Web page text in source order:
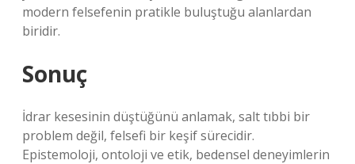
modern felsefenin pratikle buluştuğu alanlardan
biridir.
Sonuç
İdrar kesesinin düştüğünü anlamak, salt tıbbi bir
problem değil, felsefi bir keşif sürecidir.
Epistemoloji, ontoloji ve etik, bedensel deneyimlerin